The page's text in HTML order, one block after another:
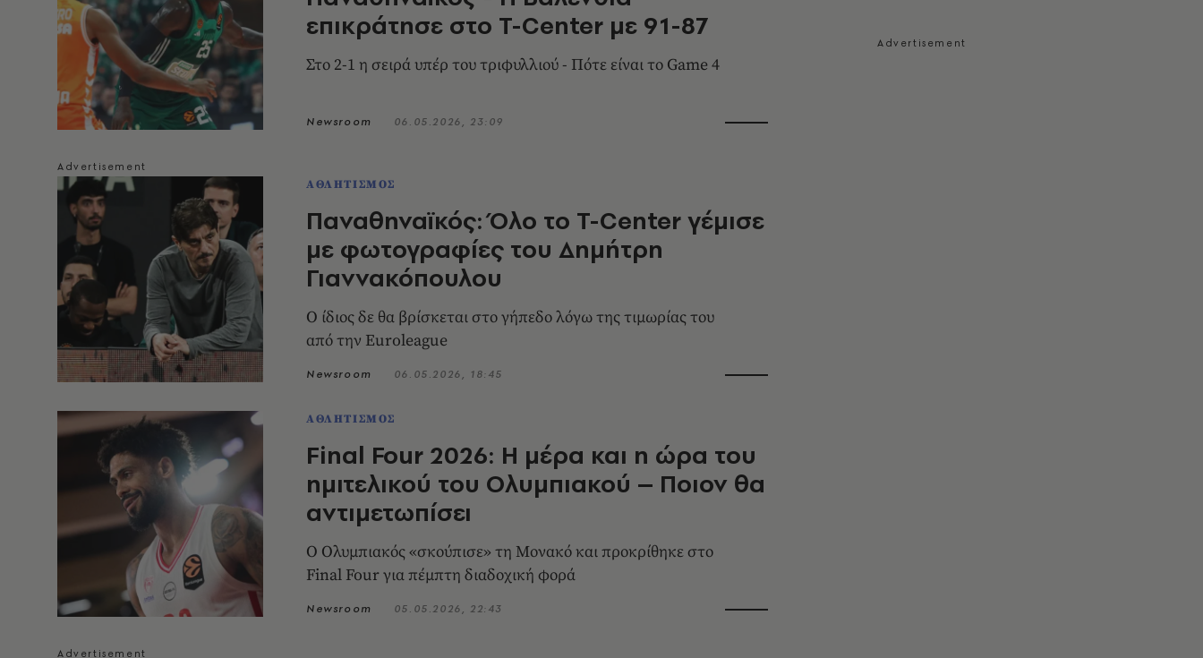
επικράτησε στο T-Center με 91-87
Στο 2-1 η σειρά υπέρ του τριφυλλιού - Πότε είναι το Game 4
Newsroom 06.05.2026, 23:09
ΑΘΛΗΤΙΣΜΟΣ
Παναθηναϊκός: Όλο το T-Center γέμισε
με φωτογραφίες του Δημήτρη
Γιαννακόπουλου
Ο ίδιος δε θα βρίσκεται στο γήπεδο λόγω της τιμωρίας του
από την Euroleague
Newsroom 06.05.2026, 18:45
ΑΘΛΗΤΙΣΜΟΣ
Final Four 2026: Η μέρα και η ώρα του
ημιτελικού του Ολυμπιακού – Ποιον θα
αντιμετωπίσει
Ο Ολυμπιακός «σκούπισε» τη Μονακό και προκρίθηκε στο
Final Four για πέμπτη διαδοχική φορά
Newsroom 05.05.2026, 22:43